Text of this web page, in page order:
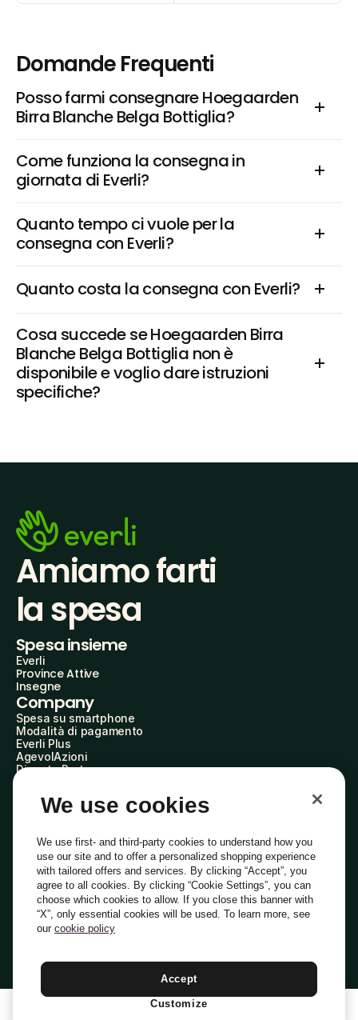
Domande Frequenti
Posso farmi consegnare Hoegaarden
Birra Blanche Belga Bottiglia?
Come funziona la consegna in
giornata di Everli?
Quanto tempo ci vuole per la
consegna con Everli?
Quanto costa la consegna con Everli?
Cosa succede se Hoegaarden Birra
Blanche Belga Bottiglia non è
disponibile e voglio dare istruzioni
specifiche?
Amiamo farti
la spesa
Spesa insieme
Everli
Province Attive
Insegne
Company
Spesa su smartphone
Modalità di pagamento
Everli Plus
AgevolAzioni
Diventa Partner
Everli Shoppers
About Us
Everli News
Domande frequenti
Lavora con noi
Diventa Shopper
Investitori
PrivacyCookiePreferenze Cookie
Termini e CondizioniCodice Etico
Indirizzo PEC: everli@pec.it - indirizzo DPO: dpo@everli.com
Italiano
We use cookies
We use first- and third-party cookies to understand how you
use our site and to offer a personalized shopping experience
with tailored offers and services. By clicking “Accept”, you
agree to all cookies. By clicking “Cookie Settings”, you can
choose which cookies to allow. If you close this banner with
“X”, only essential cookies will be used. To learn more, see
our cookie policy
Accept
Customize